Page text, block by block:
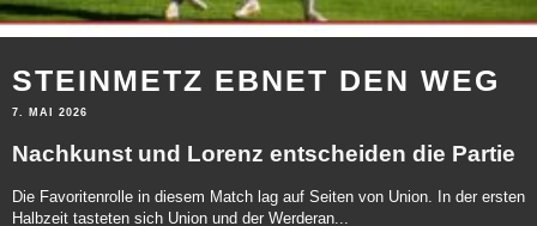
STEINMETZ EBNET DEN WEG
7. MAI 2026
Nachkunst und Lorenz entscheiden die Partie
Die Favoritenrolle in diesem Match lag auf Seiten von Union. In der ersten
Halbzeit tasteten sich Union und der Werderan...